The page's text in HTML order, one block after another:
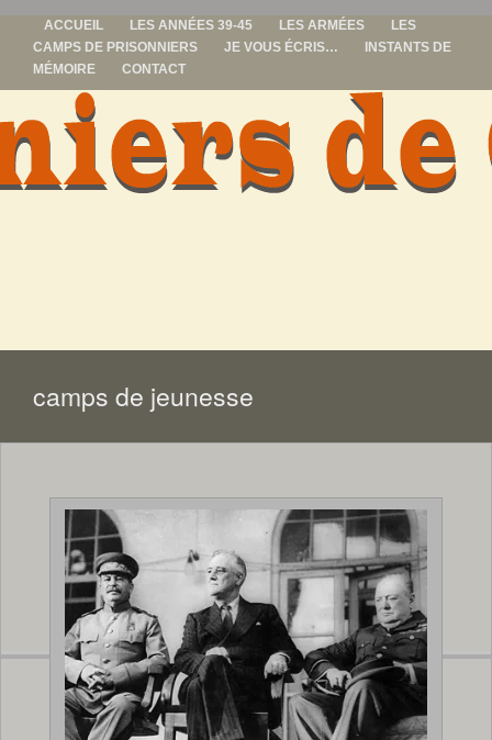
ACCUEIL LES ANNÉES 39-45 LES ARMÉES
LES
CAMPS DE PRISONNIERS
JE VOUS ÉCRIS…
INSTANTS DE
MÉMOIRE
CONTACT
prisonniers de
camps de jeunesse